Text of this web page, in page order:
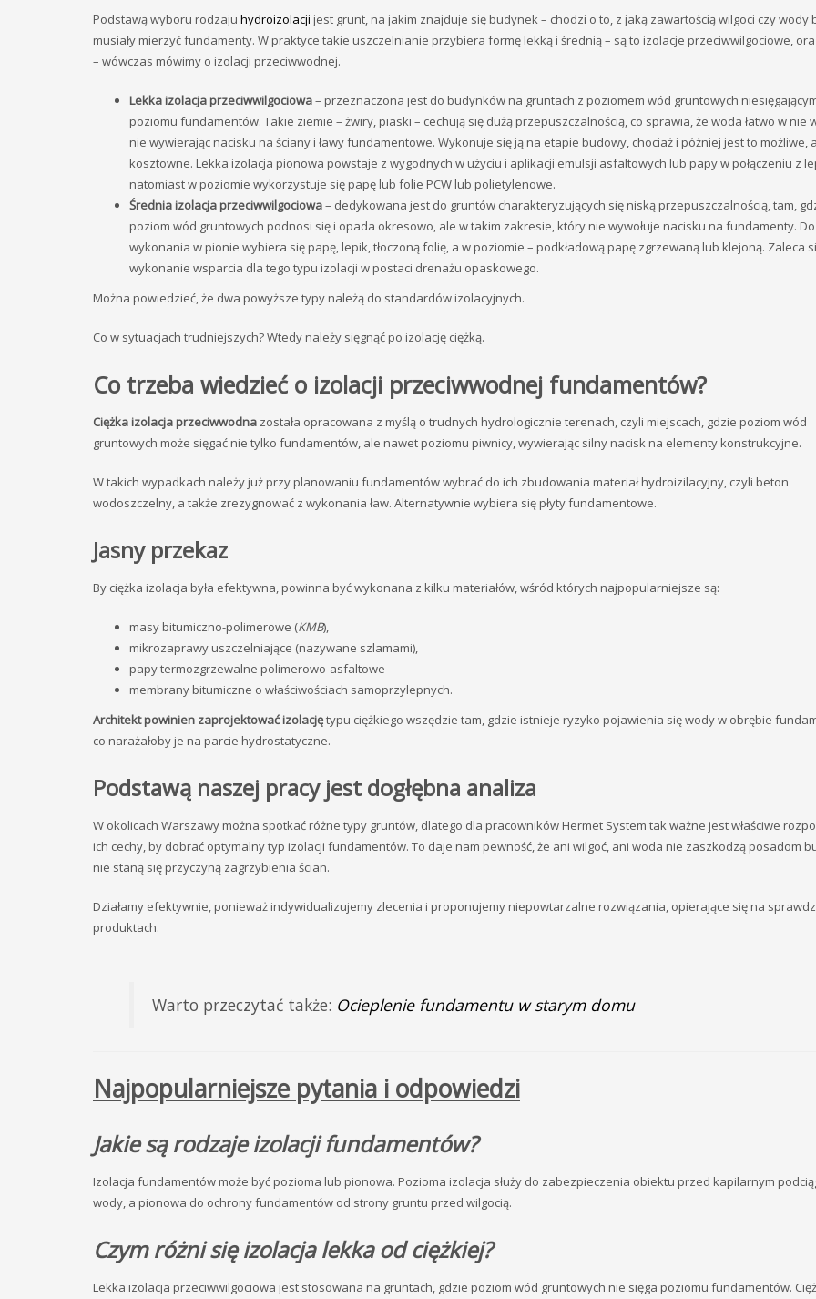
Podstawą wyboru rodzaju hydroizolacji jest grunt, na jakim znajduje się budynek – chodzi o to, z jaką zawartością wilgoci czy wody
musiały mierzyć fundamenty. W praktyce takie uszczelnianie przybiera formę lekką i średnią – są to izolacje przeciwwilgociowe,
– wówczas mówimy o izolacji przeciwwodnej.
Lekka izolacja przeciwwilgociowa– przeznaczona jest do budynków na gruntach z poziomem wód gruntowych
poziomu fundamentów. Takie ziemie – żwiry, piaski – cechują się dużą przepuszczalnością, co sprawia, że woda łatwo w nie
nie wywierając nacisku na ściany i ławy fundamentowe. Wykonuje się ją na etapie budowy, chociaż i później jest to możliwe,
kosztowne. Lekka izolacja pionowa powstaje z wygodnych w użyciu i aplikacji emulsji asfaltowych lub papy w połączeniu z
natomiast w poziomie wykorzystuje się papę lub folie PCW lub polietylenowe.
Średnia izolacja przeciwwilgociowa– dedykowana jest do gruntów charakteryzujących się niską przepuszczalnością, tam,
poziom wód gruntowych podnosi się i opada okresowo, ale w takim zakresie, który nie wywołuje nacisku na fundamenty.
wykonania w pionie wybiera się papę, lepik, tłoczoną folię, a w poziomie – podkładową papę zgrzewaną lub klejoną. Zaleca
wykonanie wsparcia dla tego typu izolacji w postaci drenażu opaskowego.
Można powiedzieć, że dwa powyższe typy należą do standardów izolacyjnych.
Co w sytuacjach trudniejszych? Wtedy należy sięgnąć po izolację ciężką.
Co trzeba wiedzieć o izolacji przeciwwodnej fundamentów?
Ciężka izolacja przeciwwodna została opracowana z myślą o trudnych hydrologicznie terenach, czyli miejscach, gdzie poziom wód
gruntowych może sięgać nie tylko fundamentów, ale nawet poziomu piwnicy, wywierając silny nacisk na elementy konstrukcyjne.
W takich wypadkach należy już przy planowaniu fundamentów wybrać do ich zbudowania materiał hydroizilacyjny, czyli beton
wodoszczelny, a także zrezygnować z wykonania ław. Alternatywnie wybiera się płyty fundamentowe.
Jasny przekaz
By ciężka izolacja była efektywna, powinna być wykonana z kilku materiałów, wśród których najpopularniejsze są:
masy bitumiczno-polimerowe (KMB),
mikrozaprawy uszczelniające (nazywane szlamami),
papy termozgrzewalne polimerowo-asfaltowe
membrany bitumiczne o właściwościach samoprzylepnych.
Architekt powinien zaprojektować izolacjętypu ciężkiego wszędzie tam, gdzie istnieje ryzyko pojawienia się wody w obrębie
co narażałoby je na parcie hydrostatyczne.
Podstawą naszej pracy jest dogłębna analiza
W okolicach Warszawy można spotkać różne typy gruntów, dlatego dla pracowników Hermet System tak ważne jest właściwe
ich cechy, by dobrać optymalny typ izolacji fundamentów. To daje nam pewność, że ani wilgoć, ani woda nie zaszkodzą posadom
nie staną się przyczyną zagrzybienia ścian.
Działamy efektywnie, ponieważ indywidualizujemy zlecenia i proponujemy niepowtarzalne rozwiązania, opierające się na
produktach.
Warto przeczytać także: Ocieplenie fundamentu w starym domu
Najpopularniejsze pytania i odpowiedzi
Jakie są rodzaje izolacji fundamentów?
Izolacja fundamentów może być pozioma lub pionowa. Pozioma izolacja służy do zabezpieczenia obiektu przed kapilarnym
wody, a pionowa do ochrony fundamentów od strony gruntu przed wilgocią.
Czym różni się izolacja lekka od ciężkiej?
Lekka izolacja przeciwwilgociowa jest stosowana na gruntach, gdzie poziom wód gruntowych nie sięga poziomu fundamentów.